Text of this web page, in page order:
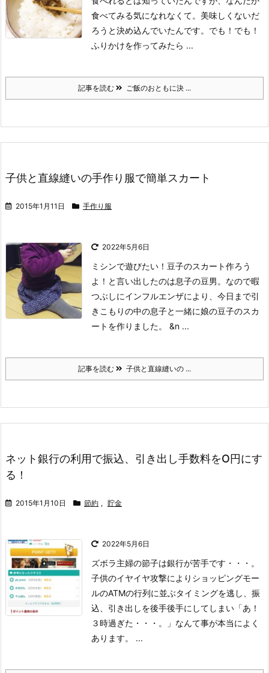
食べてみる気になれなくて。美味しくないだ
ろうと決め込んでいたんです。 でも！でも！
ふりかけを作ってみたら ...
記事を読む ご飯のおともに決 ...
子供と直線縫いの手作り服で簡単スカート
2015年1月11日 手作り服
2022年5月6日
ミシンで遊びたい！豆子のスカート作ろう
よ！と言い出したのは息子の豆男。 なので暇
つぶしにインフルエンザにより、今日まで引
きこもりの中の息子と一緒に娘の豆子のスカ
ートを作りました。
&n ...
記事を読む 子供と直線縫いの ...
ネット銀行の利用で振込、引き出し手数料をO円にす
る！
2015年1月10日 節約 , 貯金
2022年5月6日
ズボラ主婦の節子は銀行が苦手です・・・。
子供のイヤイヤ攻撃によりショッピングモー
ルのATMの行列に並ぶタイミングを逃し、振
込、引き出しを後手後手にしてしまい「あ！
３時過ぎた・・・。」なんて事が本当によく
あります。 ...